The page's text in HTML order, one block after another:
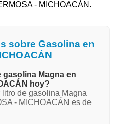
- MICHOACÁN.
sobre Gasolina en
Magna en
hoy?
de gasolina Magna
- MICHOACÁN es de